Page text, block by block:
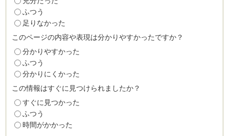
ふつう
足りなかった
このページの内容や表現は分かりやすかったですか？
分かりやすかった
ふつう
分かりにくかった
この情報はすぐに見つけられましたか？
すぐに見つかった
ふつう
時間がかかった